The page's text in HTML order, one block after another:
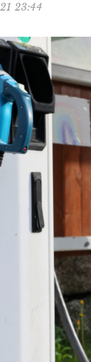
23:44